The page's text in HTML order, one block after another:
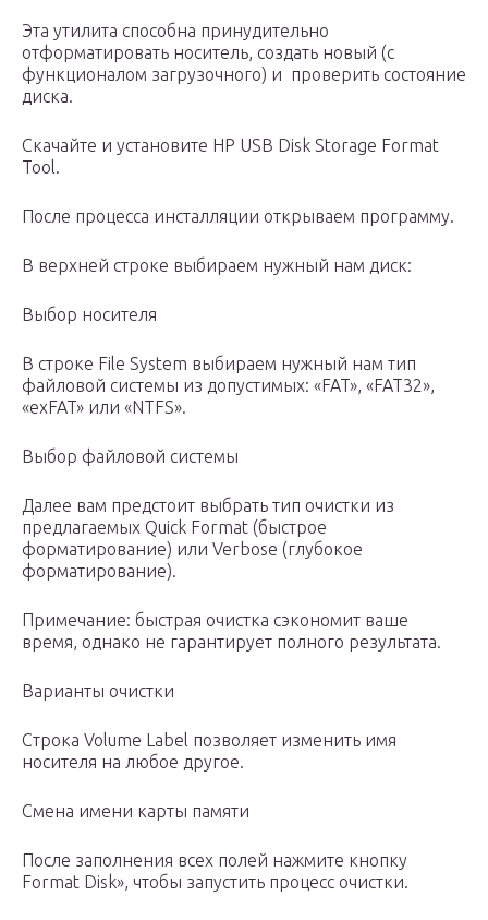
Эта утилита способна принудительно
отформатировать носитель, создать новый (с
функционалом загрузочного) и проверить состояние
диска.
Скачайте и установите HP USB Disk Storage Format
Tool.
После процесса инсталляции открываем программу.
В верхней строке выбираем нужный нам диск:
Выбор носителя
В строке File System выбираем нужный нам тип
файловой системы из допустимых: «FAT», «FAT32»,
«exFAT» или «NTFS».
Выбор файловой системы
Далее вам предстоит выбрать тип очистки из
предлагаемых Quick Format (быстрое
форматирование) или Verbose (глубокое
форматирование).
Примечание: быстрая очистка сэкономит ваше
время, однако не гарантирует полного результата.
Варианты очистки
Строка Volume Label позволяет изменить имя
носителя на любое другое.
Смена имени карты памяти
После заполнения всех полей нажмите кнопку
Format Disk», чтобы запустить процесс очистки.